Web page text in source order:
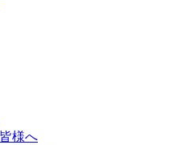
様へ